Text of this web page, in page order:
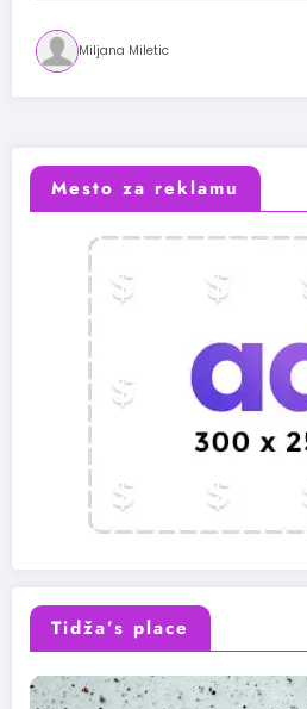
Miljana Miletic
Mesto za reklamu
Tidža’s place